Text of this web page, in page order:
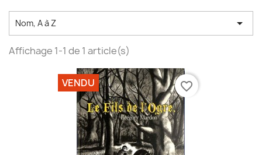
Nom, A à Z 
Affichage 1-1 de 1 article(s)
VENDU favorite_border